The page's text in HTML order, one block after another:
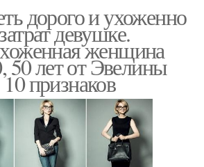
дорого и ухоженно
девушке.
женщина
50 лет от Эвелины
признаков